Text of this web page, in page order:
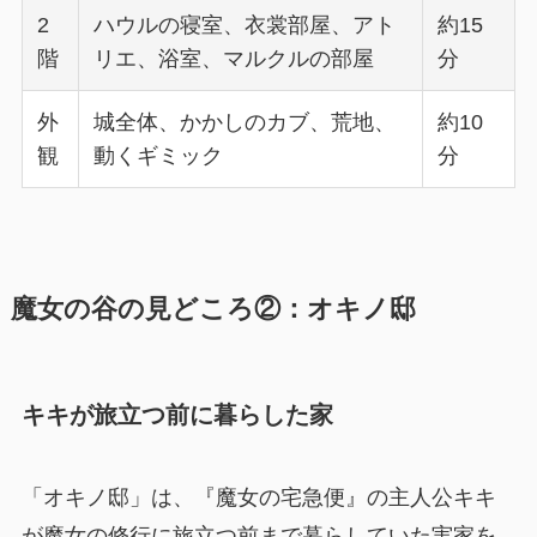
2
階
ハウルの寝室、衣裳部屋、アト
リエ、浴室、マルクルの部屋
約15
分
外
観
城全体、かかしのカブ、荒地、
動くギミック
約10
分
魔女の谷の見どころ②：オキノ邸
キキが旅立つ前に暮らした家
「オキノ邸」は、『魔女の宅急便』の主人公キキ